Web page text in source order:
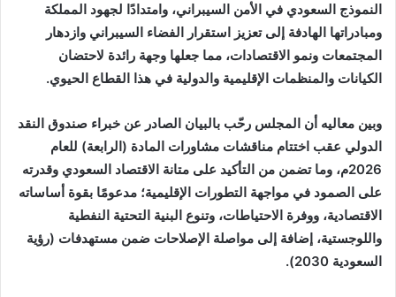
النموذج السعودي في الأمن السيبراني، وامتدادًا لجهود المملكة
ومبادراتها الهادفة إلى تعزيز استقرار الفضاء السيبراني وازدهار
المجتمعات ونمو الاقتصادات، مما جعلها وجهة رائدة لاحتضان
الكيانات والمنظمات الإقليمية والدولية في هذا القطاع الحيوي.
وبين معاليه أن المجلس رحّب بالبيان الصادر عن خبراء صندوق النقد
الدولي عقب اختتام مناقشات مشاورات المادة (الرابعة) للعام
2026م، وما تضمن من التأكيد على متانة الاقتصاد السعودي وقدرته
على الصمود في مواجهة التطورات الإقليمية؛ مدعومًا بقوة أساساته
الاقتصادية، ووفرة الاحتياطات، وتنوع البنية التحتية النفطية
واللوجستية، إضافة إلى مواصلة الإصلاحات ضمن مستهدفات (رؤية
السعودية 2030).